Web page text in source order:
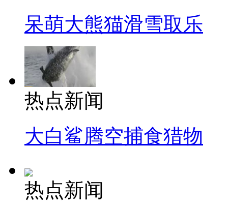
呆萌大熊猫滑雪取乐
热点新闻
大白鲨腾空捕食猎物
热点新闻